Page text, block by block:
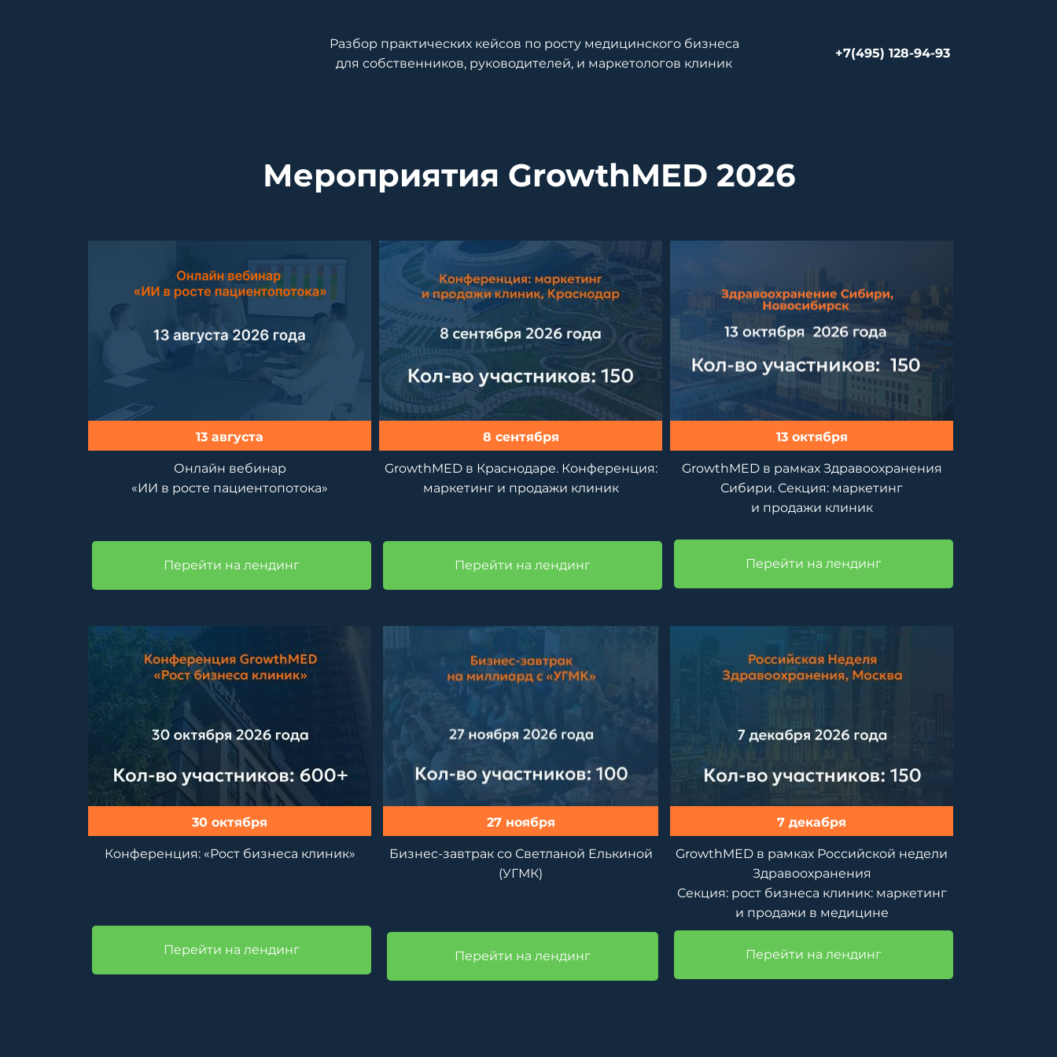
Разбор практических кейсов по росту медицинского бизнеса
для собственников, руководителей, и маркетологов клиник
+7(495) 128-94-93
Мероприятия GrowthMED 2026
13 августа
Онлайн вебинар
«ИИ в росте пациентопотока»
Перейти на лендинг
8 сентября
GrowthMED в Краснодаре. Конференция:
маркетинг и продажи клиник
Перейти на лендинг
13 октября
GrowthMED в рамках Здравоохранения
Сибири. Секция: маркетинг
и продажи клиник
Перейти на лендинг
30 октября
Конференция: «Рост бизнеса клиник»
Перейти на лендинг
27 ноября
Бизнес-завтрак со Светланой Елькиной
(УГМК)
Перейти на лендинг
7 декабря
GrowthMED в рамках Российской недели
Здравоохранения
Секция: рост бизнеса клиник: маркетинг
и продажи в медицине
Перейти на лендинг